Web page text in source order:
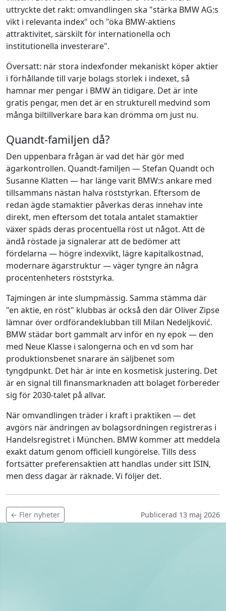
uttryckte det rakt: omvandlingen ska "stärka BMW AG:s
vikt i relevanta index" och "öka BMW-aktiens
attraktivitet, särskilt för internationella och
institutionella investerare".
Översatt: när stora indexfonder mekaniskt köper aktier
i förhållande till varje bolags storlek i indexet, så
hamnar mer pengar i BMW än tidigare. Det är inte
gratis pengar, men det är en strukturell medvind som
många biltillverkare bara kan drömma om just nu.
Quandt-familjen då?
Den uppenbara frågan är vad det här gör med
ägarkontrollen. Quandt-familjen — Stefan Quandt och
Susanne Klatten — har länge varit BMW:s ankare med
tillsammans nästan halva röststyrkan. Eftersom de
redan ägde stamaktier påverkas deras innehav inte
direkt, men eftersom det totala antalet stamaktier
växer späds deras procentuella röst ut något. Att de
ändå röstade ja signalerar att de bedömer att
fördelarna — högre indexvikt, lägre kapitalkostnad,
modernare ägarstruktur — väger tyngre än några
procentenheters röststyrka.
Tajmingen är inte slumpmässig. Samma stämma där
"en aktie, en röst" klubbas är också den där Oliver Zipse
lämnar över ordförandeklubban till Milan Nedeljković.
BMW städar bort gammalt arv inför en ny epok — den
med Neue Klasse i salongerna och en vd som har
produktionsbenet snarare än säljbenet som
tyngdpunkt. Det här är inte en kosmetisk justering. Det
är en signal till finansmarknaden att bolaget förbereder
sig för 2030-talet på allvar.
När omvandlingen träder i kraft i praktiken — det
avgörs när ändringen av bolagsordningen registreras i
Handelsregistret i München. BMW kommer att meddela
exakt datum genom officiell kungörelse. Tills dess
fortsätter preferensaktien att handlas under sitt ISIN,
men dess dagar är räknade. Vi följer det.
← Fler nyheter Publicerad 13 maj 2026